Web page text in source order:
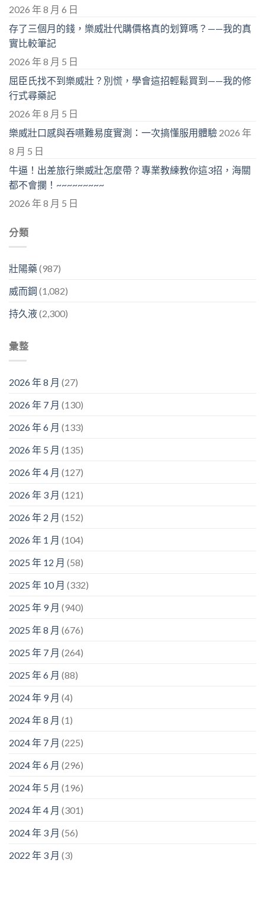
2026 年 8 月 6 日
存了三個月的錢，樂威壯代購價格真的划算嗎？——我的真
實比較筆記
2026 年 8 月 5 日
屈臣氏找不到樂威壯？別慌，學會這招輕鬆買到——我的修
行式尋藥記
2026 年 8 月 5 日
樂威壯口感與吞嚥難易度實測：一次搞懂服用體驗 2026 年
8 月 5 日
牛逼！出差旅行樂威壯怎麼帶？專業教練教你這3招，海關
都不會攔！~~~~~~~~~
2026 年 8 月 5 日
分類
壯陽藥(987)
威而鋼 (1,082)
持久液(2,300)
彙整
2026 年 8 月 (27)
2026 年 7 月 (130)
2026 年 6 月 (133)
2026 年 5 月 (135)
2026 年 4 月 (127)
2026 年 3 月 (121)
2026 年 2 月 (152)
2026 年 1 月 (104)
2025 年 12 月 (58)
2025 年 10 月 (332)
2025 年 9 月 (940)
2025 年 8 月 (676)
2025 年 7 月 (264)
2025 年 6 月 (88)
2024 年 9 月 (4)
2024 年 8 月 (1)
2024 年 7 月 (225)
2024 年 6 月 (296)
2024 年 5 月 (196)
2024 年 4 月 (301)
2024 年 3 月 (56)
2022 年 3 月 (3)